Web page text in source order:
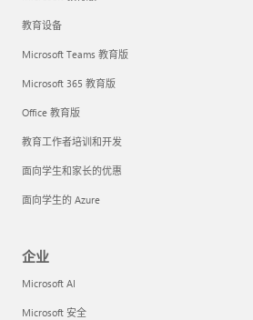
教育设备
Microsoft Teams 教育版
Microsoft 365 教育版
Office 教育版
教育工作者培训和开发
面向学生和家长的优惠
面向学生的 Azure
企业
Microsoft AI
Microsoft 安全